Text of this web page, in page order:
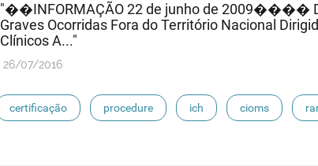
"��INFORMAÇÃO 22 de junho de 2009����
Graves Ocorridas Fora do Território Nacional
Clínicos A..."
26/07/2016
certificação procedure ich cioms